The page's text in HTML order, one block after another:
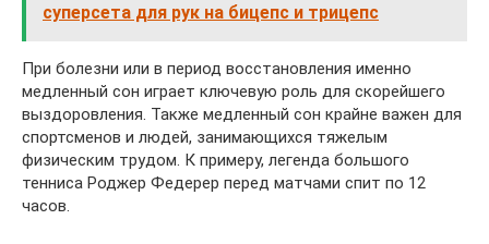
суперсета для рук на бицепс и трицепс
При болезни или в период восстановления именно
медленный сон играет ключевую роль для скорейшего
выздоровления. Также медленный сон крайне важен для
спортсменов и людей, занимающихся тяжелым
физическим трудом. К примеру, легенда большого
тенниса Роджер Федерер перед матчами спит по 12
часов.